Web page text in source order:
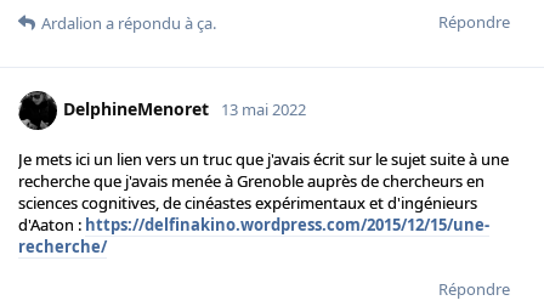
Répondre
Ardalion a répondu à ça.
DelphineMenoret 13 mai 2022
Je mets ici un lien vers un truc que j'avais écrit sur le sujet suite à une
recherche que j'avais menée à Grenoble auprès de chercheurs en
sciences cognitives, de cinéastes expérimentaux et d'ingénieurs
d'Aaton : https://delfinakino.wordpress.com/2015/12/15/une-
recherche/
Répondre